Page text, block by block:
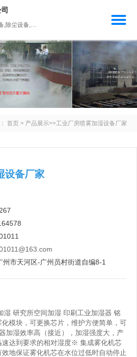
主营产品：降温设备,除臭设备,除尘设备,人工造雾设备,加湿设备
首页 > 产品展示>>工业厂房喷雾加湿设备厂家
设备厂家
州市天河区-广州员村街道自编8-1
湿 研究所空间加湿 印刷工业加湿器 铭
模块，可更换芯片，维护方便简单，可
加湿效率高（接近），加湿强度大，产
速达到要求的相对湿度※ 集成雾化机芯
地保证雾化机芯在水位过低时自动停止